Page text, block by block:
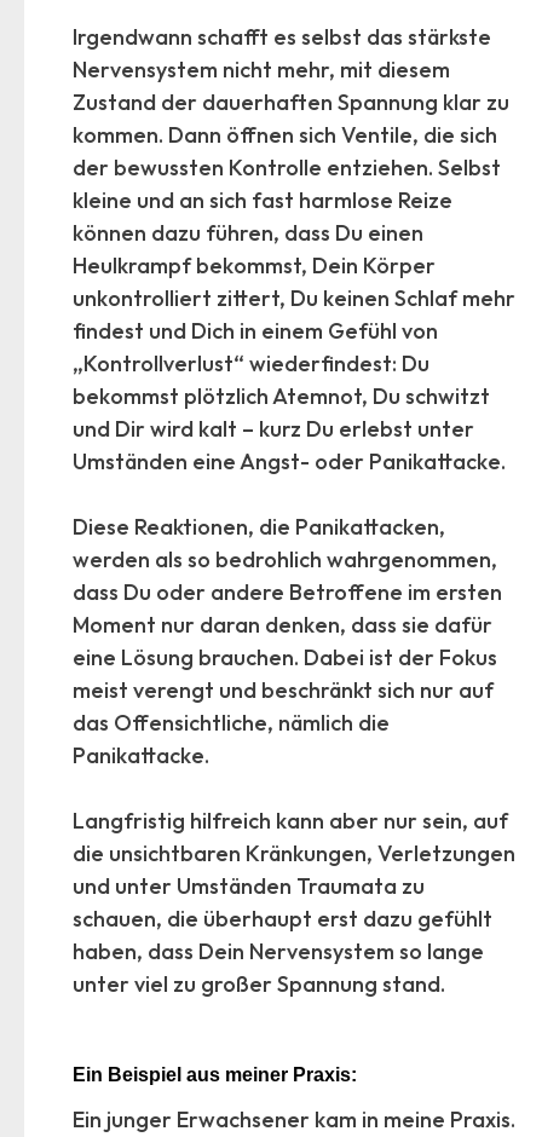
Irgendwann schafft es selbst das stärkste
Nervensystem nicht mehr, mit diesem
Zustand der dauerhaften Spannung klar zu
kommen. Dann öffnen sich Ventile, die sich
der bewussten Kontrolle entziehen. Selbst
kleine und an sich fast harmlose Reize
können dazu führen, dass Du einen
Heulkrampf bekommst, Dein Körper
unkontrolliert zittert, Du keinen Schlaf mehr
findest und Dich in einem Gefühl von
„Kontrollverlust“ wiederfindest: Du
bekommst plötzlich Atemnot, Du schwitzt
und Dir wird kalt – kurz Du erlebst unter
Umständen eine Angst- oder Panikattacke.
Diese Reaktionen, die Panikattacken,
werden als so bedrohlich wahrgenommen,
dass Du oder andere Betroffene im ersten
Moment nur daran denken, dass sie dafür
eine Lösung brauchen. Dabei ist der Fokus
meist verengt und beschränkt sich nur auf
das Offensichtliche, nämlich die
Panikattacke.
Langfristig hilfreich kann aber nur sein, auf
die unsichtbaren Kränkungen, Verletzungen
und unter Umständen Traumata zu
schauen, die überhaupt erst dazu gefühlt
haben, dass Dein Nervensystem so lange
unter viel zu großer Spannung stand.
Ein Beispiel aus meiner Praxis:
Ein junger Erwachsener kam in meine Praxis.